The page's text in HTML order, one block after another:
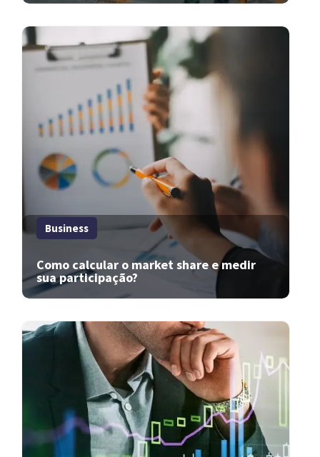
Business
Como calcular o market share e medir
sua participação?